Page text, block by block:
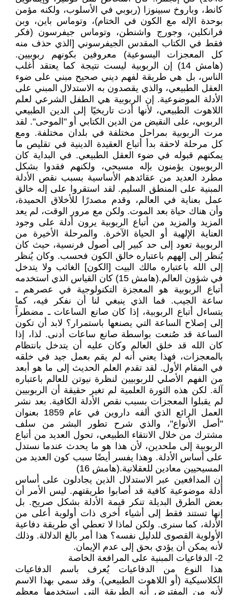
كانط، وباروخ سبينوزا (ربوبي في الأسلوب، ولكنه مؤمن
بوحدة الإله مع الكون في الختام)، وتوماس باين، وبن
فرانكلين، وجورج واشنطن، وتوماس جيفرسون (فكر
فقط في الكتاب المقدس الجيفرسوني [الذي حذف منه
كل المعجزات اليسوعية) معروفين بكونهم ربوبيين.
(هامش 14) إن الربوبية ليست نتيجة كما يعتقد أغلب
الناس، بل هي طريقة لفهم ديني صحيح مبني على ضوء
العقل الطبيعي، والذي يقصدون به الاستدلال المبني على
الأدلة الموضوعية. إن الربوبية هي الطفل الشرعي لعلم
اللاهوت الطبيعي، لأنها أدت تاريخيًا إلى الدين الطبيعي
الربوبي، على النقيض من الدين الكتابي أو "الموحى". لقد
مرت الربوبية بمراحل مختلفة في بلدان مختلفة. ومع
كل مرحلة لاحقة بدأ أتباع العقيدة الدينية في تقليص ما
يمكنهم قبوله في ضوء العقل الطبيعي. في البداية كان
الربوبيون يؤمنون بإله مسيحي، ولكنهم فقدوا بشكل
مطرد العديد من عقائدهم الأساسية بسبب نقص الأدلة
المبنية على المنطق السليم. لقد استقروا على إله خالق
عمل بعناية في العالم، وقدم مصدرًا للأخلاق الحميدة،
وأن هناك حياة بعد الموت. ولكن مع مرور الوقت، لم يعد
المزيد والمزيد من أتباع الربوبية يرون أدلة على وجود
العناية الإلهية أو الحياة الآخرة. والمرحلة الأخيرة من
الربوبية تعود إلى حد كبير إلى أصول فرنسية، حيث كان
يُنظر إلى إلههم باعتباره خالق الكون فحسب. وكان يُنظر
إلى الله باعتباره مالك البيت [الكون] الغائب ولا يتدخل
في شؤون العالم.(هامش 15) كان القياس الذي استخدمه
أتباع الربوبية هو المعجزة التكنولوجية في عصرهم ـ
ساعة الجيب. فما الذي ينبغي لنا أن نفكر فيه، كما
يتساءل أتباع الربوبية، إذا كان صانع الساعات ـ مضطراً
إلى إصلاح الساعة التي يصنعها باستمرار؟ لابد أن تكون
الساعة قد صُنعت بواسطة صانع ساعات أدنى. لذا، إذا
كان الله قد خلق العالم وكان عليه أن يتدخل بانتظام
بالمعجزات، فهذا يعني أنه لم يقم بعمل جيد في خلقه
في المقام الأول. لقد تقدم العلم الحديث إلى ما هو أبعد
من الفهم الأصلي للربوبيين لنظرة نيوتن للعالم باعتباره
آلة. لكن هذه الثورة العلمية لم تغير حقيقة أن الربوبيين
لم يقبلوا المعجزات بسبب نقص الأدلة الكافية. بعد نشر
العمل الرائع الذي ألفه داروين في عام 1859 بعنوان
"أصل الأنواع"، والذي شرح تطور البشر من سلف
مشترك من خلال الانتقاء الطبيعي، تحول العديد من أتباع
الربوبية إلى ملحدين، لأن هذا هو ما يحدث عندما نستدل
على أساس الأدلة. وهذا يفسر أيضًا سبب كون العديد من
المسيحيين معادين للعقلانية.(هامش 16)
إن المدافعين عبر الاستدلال الذين يجادلون على أساس
أدلة موضوعية كافية قد أصابوا طريقتهم. ليس الأمر أن
بعض الطرق البديلة تنكر قيمة الأدلة بشكل صريح. بل
إنها تستند فقط إلى أشياء أخرى ذات أولوية أعلى من
الأدلة، كما سنرى. ولكن لماذا لا تعطي أي طريقة دفاعية
الأولوية القصوى للدليل نفسه؟ هذا أمر بالغ الدلالة. وذلك
لأنه يمكن أن يؤدي بحق إلى عدم الإيمان.
2- الدفاعيات المبنية على المرافعة الخاصة
هذا النوع من الدفاعيات يُعرف باسم الدفاعيات
الكلاسيكية (أو اللاهوت الطبيعي). وقد سمي بهذا الاسم
لأنه من المفترض أنه الطريقة التي استخدمها معظم